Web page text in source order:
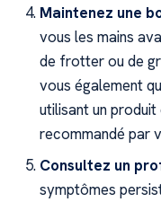
Maintenez une
vous les mains
de frotter ou de
vous également
utilisant un
recommandé par
Consultez un
symptômes